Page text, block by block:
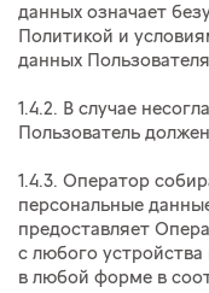
данных означает
Политикой и
данных
1.4.2. В случае
Пользователь
1.4.3. Оператор
персональные
предоставляет
с любого
в любой форме в